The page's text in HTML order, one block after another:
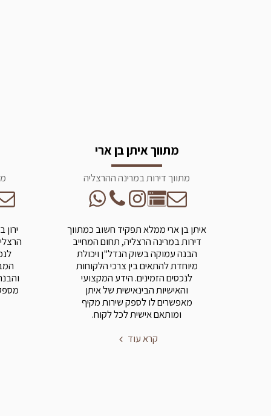
מתווך איתן בן ארי
מתווך דירות במרינה ההרצליה
איתן בן ארי ממלא תפקיד חשוב כמתווך
דירות במרינה הרצליה, תחום המחייב
הבנה עמוקה בשוק הנדל"ן ויכולת
מיוחדת להתאים בין צרכי הלקוחות
לנכסים הזמינים. הידע המקצועי
והאישיות הבינאישית של איתן
מאפשרים לו לספק שירות מקיף
ומותאם אישית לכל לקוח.
קרא עוד